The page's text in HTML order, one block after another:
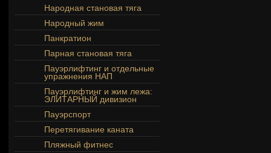
Народная становая тяга
Народный жим
Панкратион
Парная становая тяга
Пауэрлифтинг и отдельные
упражнения НАП
Пауэрлифтинг и жим лежа:
ЭЛИТАРНЫЙ дивизион
Пауэрспорт
Перетягивание каната
Пляжный фитнес